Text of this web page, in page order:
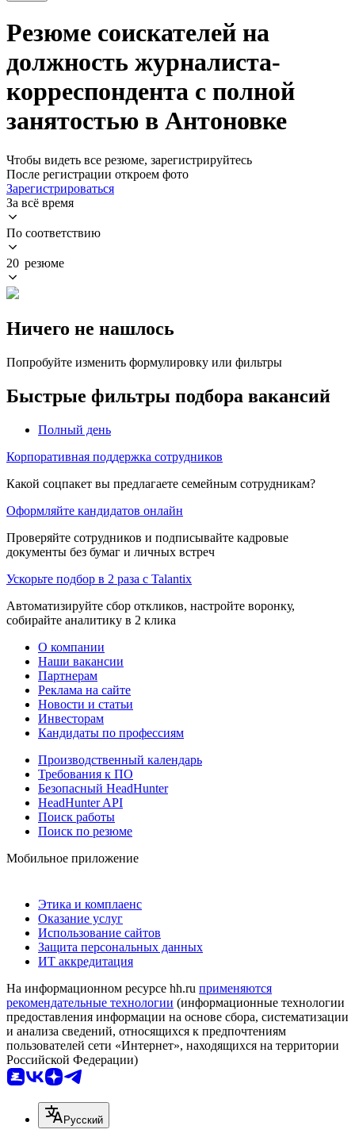
Резюме соискателей на
должность журналиста-
корреспондента с полной
занятостью в Антоновке
Чтобы видеть все резюме, зарегистрируйтесь
После регистрации откроем фото
Зарегистрироваться
За всё время
По соответствию
20 резюме
Ничего не нашлось
Попробуйте изменить формулировку или фильтры
Быстрые фильтры подбора вакансий
Полный день
Корпоративная поддержка сотрудников
Какой соцпакет вы предлагаете семейным сотрудникам?
Оформляйте кандидатов онлайн
Проверяйте сотрудников и подписывайте кадровые
документы без бумаг и личных встреч
Ускорьте подбор в 2 раза с Talantix
Автоматизируйте сбор откликов, настройте воронку,
собирайте аналитику в 2 клика
О компании
Наши вакансии
Партнерам
Реклама на сайте
Новости и статьи
Инвесторам
Кандидаты по профессиям
Производственный календарь
Требования к ПО
Безопасный HeadHunter
HeadHunter API
Поиск работы
Поиск по резюме
Мобильное приложение
Этика и комплаенс
Оказание услуг
Использование сайтов
Защита персональных данных
ИТ аккредитация
На информационном ресурсе hh.ru применяются
рекомендательные технологии (информационные технологии
предоставления информации на основе сбора, систематизации
и анализа сведений, относящихся к предпочтениям
пользователей сети «Интернет», находящихся на территории
Российской Федерации)
Русский